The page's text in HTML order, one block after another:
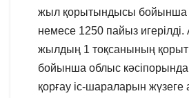
жыл қорытындысы бойынша
немесе 1250 пайыз
жылдың 1 тоқсанының
бойынша облыс
қорғау іс-шараларын жүзеге